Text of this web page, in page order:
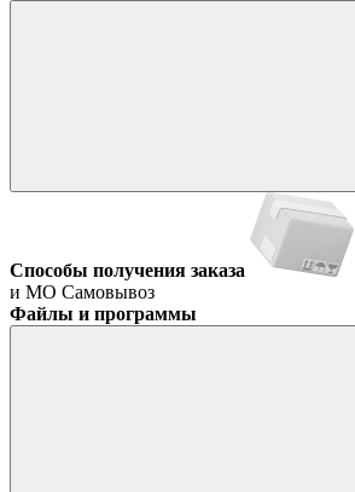
Способы получения заказа
и МО Самовывоз
Файлы и программы